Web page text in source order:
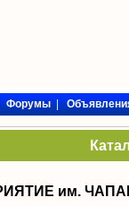
Форумы|
им.